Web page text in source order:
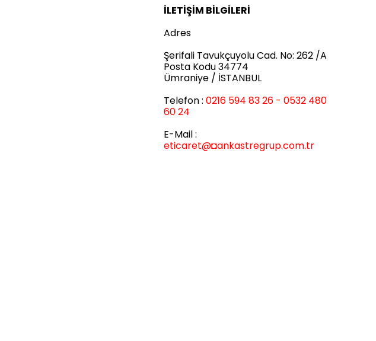
İLETİŞİM BİLGİLERİ
Adres
Şerifali Tavukçuyolu Cad. No: 262 /A
Posta Kodu 34774
Ümraniye / İSTANBUL
Telefon : 0216 594 83 26 - 0532 480
60 24
E-Mail :
eticaret@◘ankastregrup.com.tr